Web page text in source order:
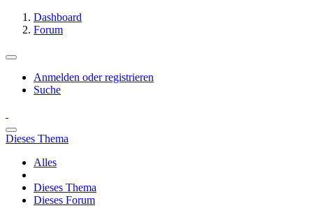
Dashboard
Forum
Anmelden oder registrieren
Suche
Dieses Thema
Alles
Dieses Thema
Dieses Forum